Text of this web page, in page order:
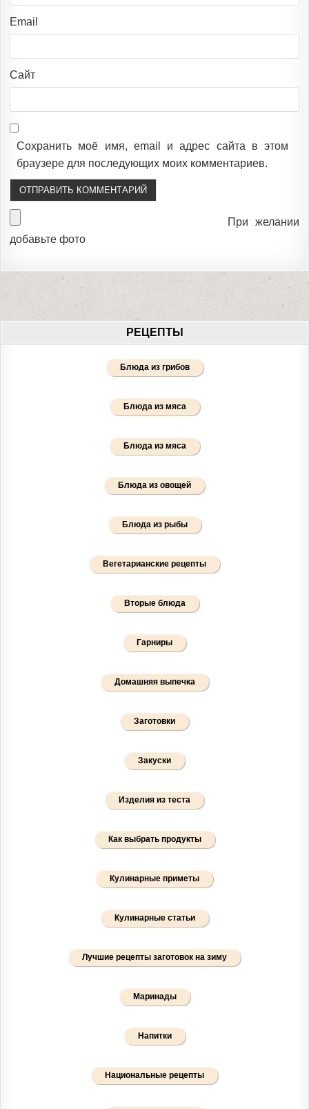
Email
Сайт
Сохранить моё имя, email и адрес сайта в этом
браузере для последующих моих комментариев.
При желании
добавьте фото
РЕЦЕПТЫ
Блюда из грибов
Блюда из мяса
Блюда из мяса
Блюда из овощей
Блюда из рыбы
Вегетарианские рецепты
Вторые блюда
Гарниры
Домашняя выпечка
Заготовки
Закуски
Изделия из теста
Как выбрать продукты
Кулинарные приметы
Кулинарные статьи
Лучшие рецепты заготовок на зиму
Маринады
Напитки
Национальные рецепты